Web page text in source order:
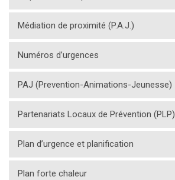
Médiation de proximité (P.A.J.)
Numéros d’urgences
PAJ (Prevention-Animations-Jeunesse)
Partenariats Locaux de Prévention (PLP)
Plan d’urgence et planification
Plan forte chaleur